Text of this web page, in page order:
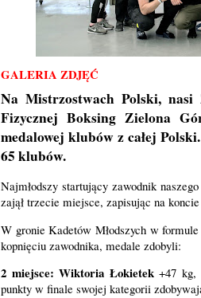
GALERIA ZDJĘĆ
Na Mistrzostwach Polski,
Fizycznej Boksing Zielona
medalowej klubów z całej
65 klubów.
Najmłodszy startujący zawodnik
zajął trzecie miejsce, zapisując na
W gronie Kadetów Młodszych w
kopnięciu zawodnika, medale zdobyli:
2 miejsce: Wiktoria Łokietek+47 kg,
punkty w finale swojej kategorii